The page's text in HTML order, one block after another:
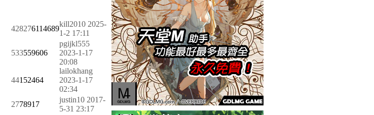
428276114689
kill2010 2025-
1-2 17:11
533559606
pgijkl555
2023-1-17
20:08
44152464
lailokhang
2023-1-17
02:34
2778917
justin10 2017-
5-31 23:17